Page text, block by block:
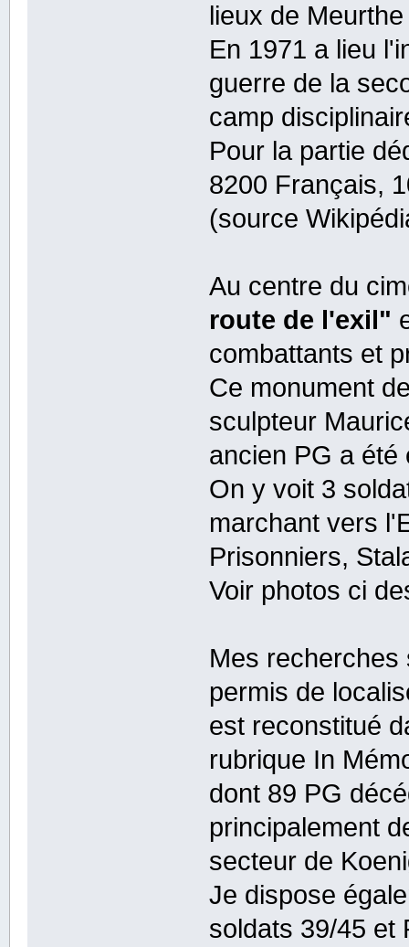
lieux de
En 1971 a lieu
guerre de la
camp
Pour la partie
8200 Français,
(source
Au centre du
route de l'exil"
combattants et
Ce monument
sculpteur
ancien PG a été
On y voit 3
marchant vers
Prisonniers,
Voir photos ci
Mes recherches
permis de
est reconstitué
rubrique In
dont 89 PG
principalement
secteur de
Je dispose
soldats 39/45 et